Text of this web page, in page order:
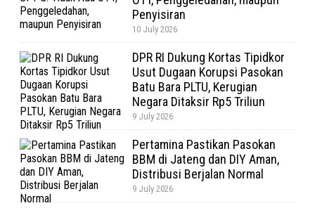
Penyisiran
10 July 2026
DPR RI Dukung Kortas Tipidkor
Usut Dugaan Korupsi Pasokan
Batu Bara PLTU, Kerugian
Negara Ditaksir Rp5 Triliun
9 July 2026
Pertamina Pastikan Pasokan
BBM di Jateng dan DIY Aman,
Distribusi Berjalan Normal
9 July 2026